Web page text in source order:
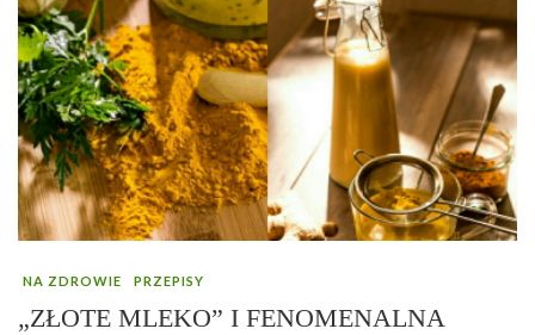
NA ZDROWIE PRZEPISY
„ZŁOTE MLEKO” I FENOMENALNA